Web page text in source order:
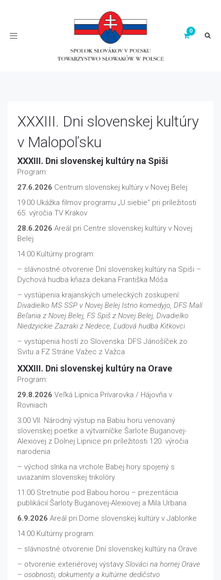
Toggle
XXXIII. Dni slovenskej kultúry
v Malopoľsku
XXXIII. Dni slovenskej kultúry na Spiši
Program:
27.6.2026 Centrum slovenskej kultúry v Novej Belej
19:00 Ukážka filmov programu „U siebie“ pri príležitosti
65. výročia TV Krakov
28.6.2026 Areál pri Centre slovenskej kultúry v Novej
Belej
14:00 Kultúrny program:
– slávnostné otvorenie Dní slovenskej kultúry na Spiši –
Dychová hudba kňaza dekana Františka Móša
– vystúpenia krajanských umeleckých zoskupení:
Divadielko MS SSP v Novej Belej Istno komedyjo, DFS Malí
Beľania z Novej Belej, FS Spiš z Novej Belej, Divadielko
Niedzyickie Zazraki z Nedece, Ľudová hudba Kitkovci
– vystúpenia hostí zo Slovenska: DFS Jánošíček zo
Svitu a FZ Stráne Važec z Važca
XXXIII. Dni slovenskej kultúry na Orave
Program:
29.8.2026 Veľká Lipnica Prívarovka / Hájovňa v
Rovniach
3:00 VII. Národný výstup na Babiu horu venovaný
slovenskej poetke a výtvarníčke Šarlote Buganovej-
Alexiovej z Dolnej Lipnice pri príležitosti 120. výročia
narodenia
– východ slnka na vrchole Babej hory spojený s
uviazaním slovenskej trikolóry
11:00 Stretnutie pod Babou horou – prezentácia
publikácií Šarloty Buganovej-Alexiovej a Mila Urbana
6.9.2026 Areál pri Dome slovenskej kultúry v Jablonke
14:00 Kultúrny program:
– slávnostné otvorenie Dní slovenskej kultúry na Orave
– otvorenie exteriérovej výstavy Slováci na hornej Orave
– osobnosti, dokumenty a kultúrne dedičstvo